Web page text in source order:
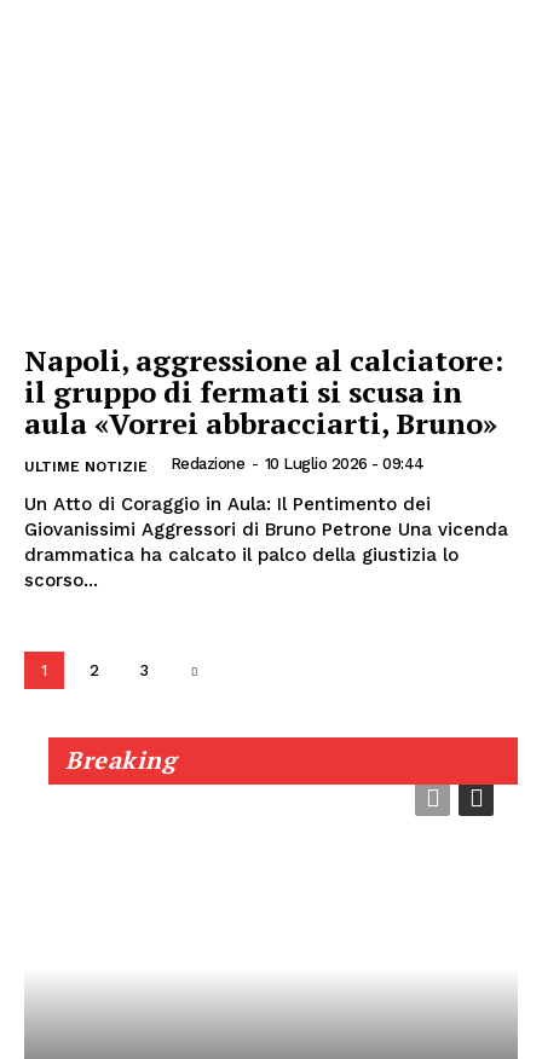
Napoli, aggressione al calciatore:
il gruppo di fermati si scusa in
aula «Vorrei abbracciarti, Bruno»
ULTIME NOTIZIE Redazione - 10 Luglio 2026 - 09:44
Un Atto di Coraggio in Aula: Il Pentimento dei
Giovanissimi Aggressori di Bruno Petrone Una vicenda
drammatica ha calcato il palco della giustizia lo
scorso...
1 2 3
Breaking